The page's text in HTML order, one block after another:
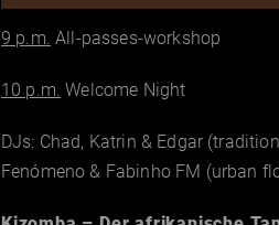
9 p.m. All-passes-workshop
10 p.m. Welcome Night
DJs: Chad, Katrin & Edgar
Fenómeno & Fabinho FM (urban